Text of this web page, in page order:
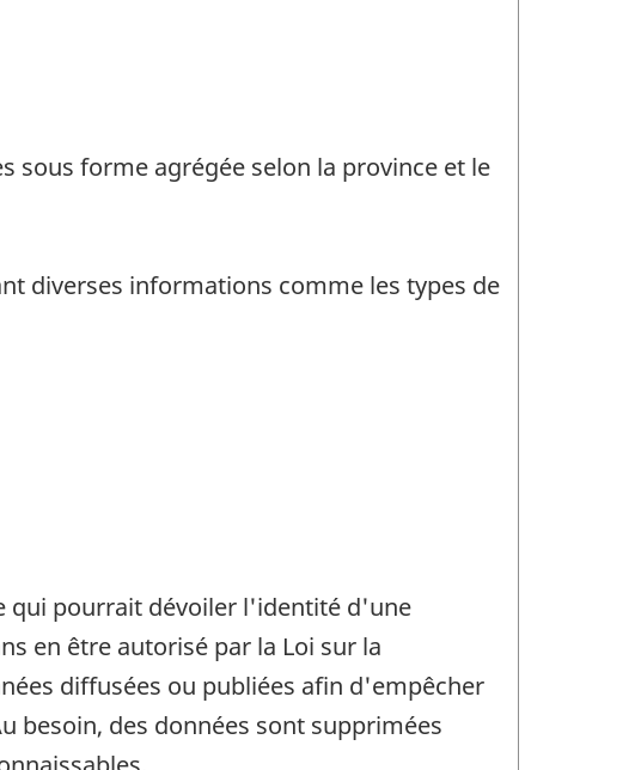
sous forme agrégée selon la province et le
diverses informations comme les types de
qui pourrait dévoiler l'identité d'une
en être autorisé par la Loi sur la
diffusées ou publiées afin d'empêcher
besoin, des données sont supprimées